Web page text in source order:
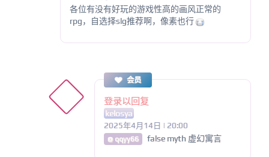
各位有没有好玩的游戏性高的画风正常的
rpg，自选择slg推荐啊，像素也行
会员
登录以回复
kelosya
2025年4月14日 | 20:00
@ qqyy66 false myth 虚幻寓言